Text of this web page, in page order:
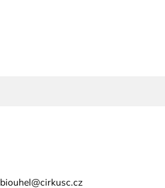
biouhel@cirkusc.cz